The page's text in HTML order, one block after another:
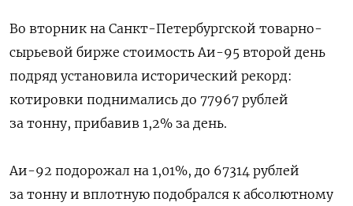
Во вторник на Санкт-Петербургской товарно-
сырьевой бирже стоимость Аи-95 второй день
подряд установила исторический рекорд:
котировки поднимались до 77967 рублей
за тонну, прибавив 1,2% за день.
Аи-92 подорожал на 1,01%, до 67314 рублей
за тонну и вплотную подобрался к абсолютному